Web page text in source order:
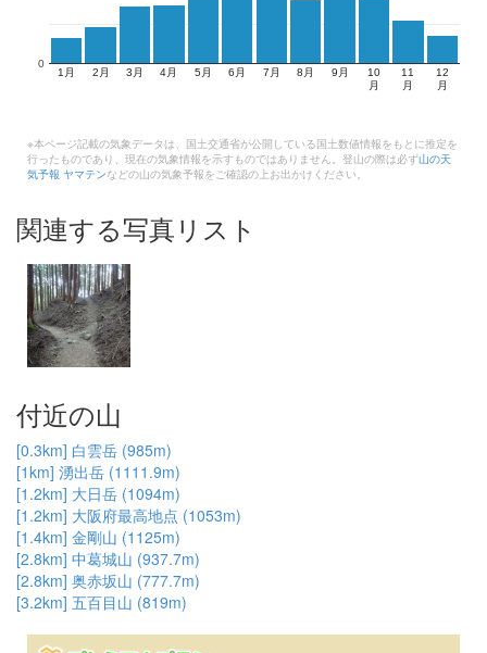
1月 2月 3月 4月 5月 6月 7月 8月 9月
10
月
11
月
12
月
0
※本ページ記載の気象データは、国土交通省が公開している国土数値情報をもとに推定を
行ったものであり、現在の気象情報を示すものではありません。登山の際は必ず山の天
気予報 ヤマテンなどの山の気象予報をご確認の上お出かけください。
関連する写真リスト
付近の山
[0.3km] 白雲岳 (985m)
[1km] 湧出岳 (1111.9m)
[1.2km] 大日岳 (1094m)
[1.2km] 大阪府最高地点 (1053m)
[1.4km] 金剛山 (1125m)
[2.8km] 中葛城山 (937.7m)
[2.8km] 奥赤坂山 (777.7m)
[3.2km] 五百目山 (819m)